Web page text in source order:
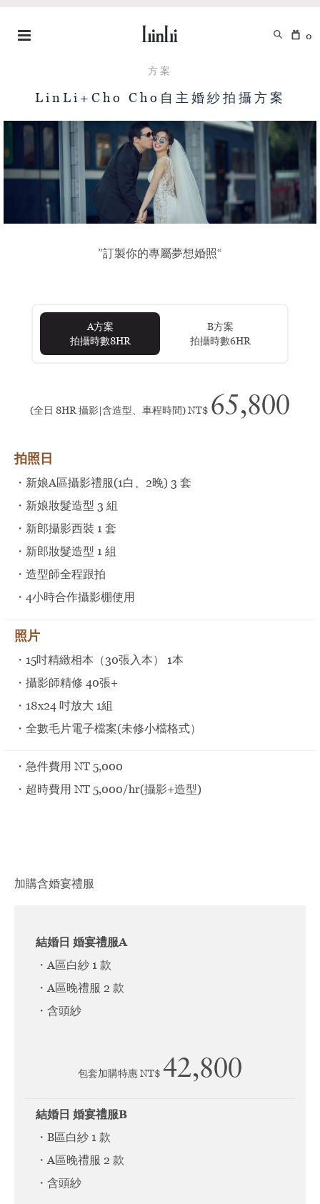
0
方案
LinLi+Cho Cho自主婚紗拍攝方案
”訂製你的專屬夢想婚照“
A方案
拍攝時數8HR
B方案
拍攝時數6HR
(全日 8HR 攝影|含造型、車程時間) NT$ 65,800
拍照日
・新娘A區攝影禮服(1白、2晚) 3 套
・新娘妝髮造型 3 組
・新郎攝影西裝 1 套
・新郎妝髮造型 1 組
・造型師全程跟拍
・4小時合作攝影棚使用
照片
・15吋精緻相本（30張入本） 1本
・攝影師精修 40張+
・18x24 吋放大 1組
・全數毛片電子檔案(未修小檔格式）
・急件費用 NT 5,000
・超時費用 NT 5,000/hr(攝影+造型)
加購含婚宴禮服
結婚日 婚宴禮服A
・A區白紗 1 款
・A區晚禮服 2 款
・含頭紗
包套加購特惠 NT$ 42,800
結婚日 婚宴禮服B
・B區白紗 1 款
・A區晚禮服 2 款
・含頭紗